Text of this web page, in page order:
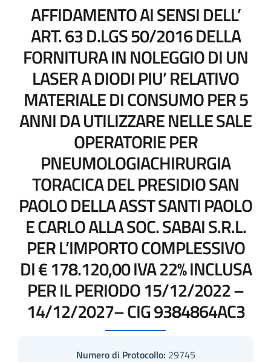
AFFIDAMENTO AI SENSI DELL’
ART. 63 D.LGS 50/2016 DELLA
FORNITURA IN NOLEGGIO DI UN
LASER A DIODI PIU’ RELATIVO
MATERIALE DI CONSUMO PER 5
ANNI DA UTILIZZARE NELLE SALE
OPERATORIE PER
PNEUMOLOGIACHIRURGIA
TORACICA DEL PRESIDIO SAN
PAOLO DELLA ASST SANTI PAOLO
E CARLO ALLA SOC. SABAI S.R.L.
PER L’IMPORTO COMPLESSIVO
DI € 178.120,00 IVA 22% INCLUSA
PER IL PERIODO 15/12/2022 –
14/12/2027– CIG 9384864AC3
Numero di Protocollo: 29745